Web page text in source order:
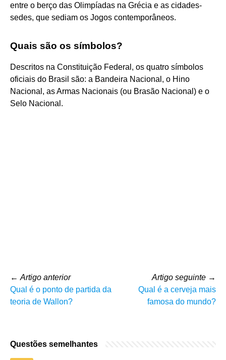
entre o berço das Olimpíadas na Grécia e as cidades-
sedes, que sediam os Jogos contemporâneos.
Quais são os símbolos?
Descritos na Constituição Federal, os quatro símbolos
oficiais do Brasil são: a Bandeira Nacional, o Hino
Nacional, as Armas Nacionais (ou Brasão Nacional) e o
Selo Nacional.
← Artigo anterior
Qual é o ponto de partida da
teoria de Wallon?
Artigo seguinte →
Qual é a cerveja mais
famosa do mundo?
Questões semelhantes